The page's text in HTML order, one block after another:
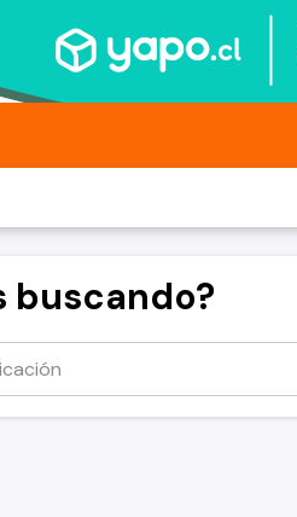
buscando?